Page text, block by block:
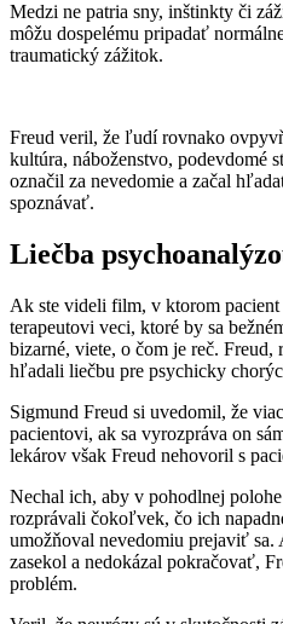
Medzi ne patria sny, inštinkty či
môžu dospelému pripadať
traumatický zážitok.
Freud veril, že ľudí rovnako
kultúra, náboženstvo, podevdomé
označil za nevedomie a začal
spoznávať.
Liečba
Ak ste videli film, v ktorom pacient
terapeutovi veci, ktoré by sa
bizarné, viete, o čom je reč.
hľadali liečbu pre psychicky
Sigmund Freud si uvedomil, že
pacientovi, ak sa vyrozpráva on
lekárov však Freud nehovoril s
Nechal ich, aby v pohodlnej
rozprávali čokoľvek, čo ich
umožňoval nevedomiu prejaviť sa.
zasekol a nedokázal pokračovať,
problém.